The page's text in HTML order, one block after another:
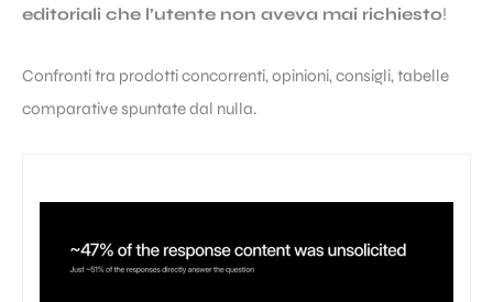
editoriali che l’utente non aveva mai richiesto!
Confronti tra prodotti concorrenti, opinioni, consigli, tabelle
comparative spuntate dal nulla.